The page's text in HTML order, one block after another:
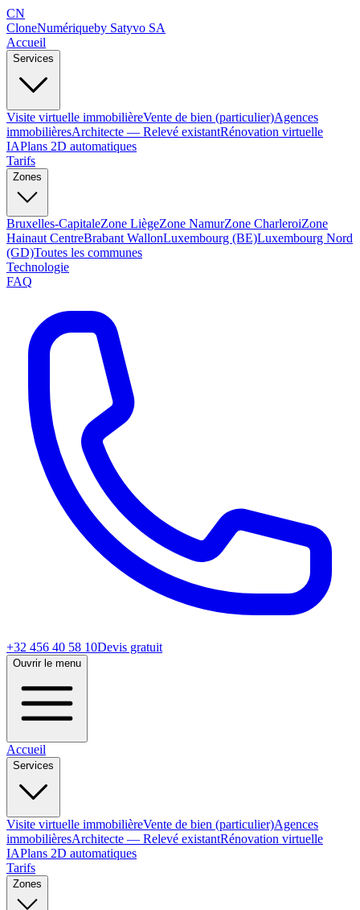
CN
CloneNumériqueby Satyvo SA
Accueil
Services
Visite virtuelle immobilièreVente de bien (particulier)Agences
immobilièresArchitecte — Relevé existantRénovation virtuelle
IAPlans 2D automatiques
Tarifs
Zones
Bruxelles-CapitaleZone LiègeZone NamurZone CharleroiZone
Hainaut CentreBrabant WallonLuxembourg (BE)Luxembourg Nord
(GD)Toutes les communes
Technologie
FAQ
+32 456 40 58 10Devis gratuit
Ouvrir le menu
Accueil
Services
Visite virtuelle immobilièreVente de bien (particulier)Agences
immobilièresArchitecte — Relevé existantRénovation virtuelle
IAPlans 2D automatiques
Tarifs
Zones